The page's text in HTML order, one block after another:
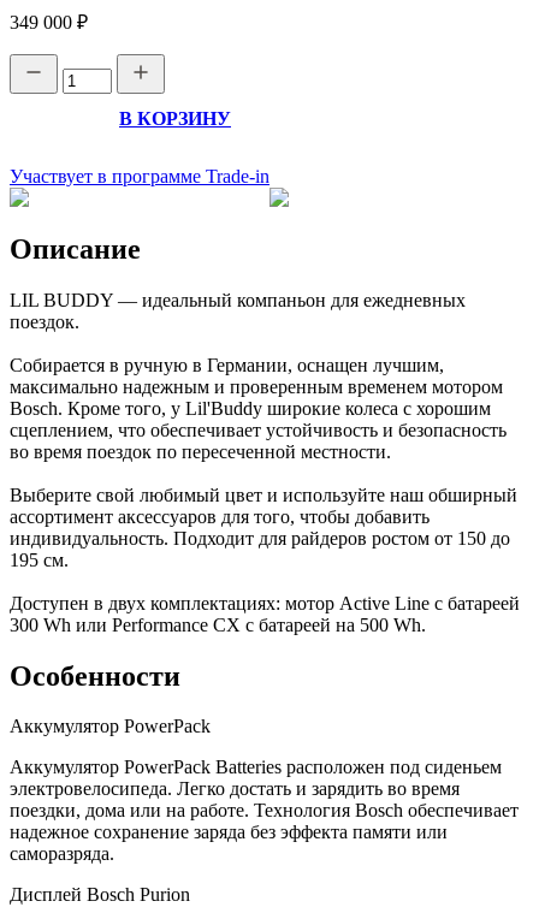
349 000 ₽
В КОРЗИНУ
Участвует в программе Trade-in
Описание
LIL BUDDY — идеальный компаньон для ежедневных
поездок.
Собирается в ручную в Германии, оснащен лучшим,
максимально надежным и проверенным временем мотором
Bosch. Кроме того, у Lil'Buddy широкие колеса с хорошим
сцеплением, что обеспечивает устойчивость и безопасность
во время поездок по пересеченной местности.
Выберите свой любимый цвет и используйте наш обширный
ассортимент аксессуаров для того, чтобы добавить
индивидуальность. Подходит для райдеров ростом от 150 до
195 см.
Доступен в двух комплектациях: мотор Active Line с батареей
300 Wh или Performance CX с батареей на 500 Wh.
Особенности
Аккумулятор PowerPack
Аккумулятор PowerPack Batteries расположен под сиденьем
электровелосипеда. Легко достать и зарядить во время
поездки, дома или на работе. Технология Bosch обеспечивает
надежное сохранение заряда без эффекта памяти или
саморазряда.
Дисплей Bosch Purion